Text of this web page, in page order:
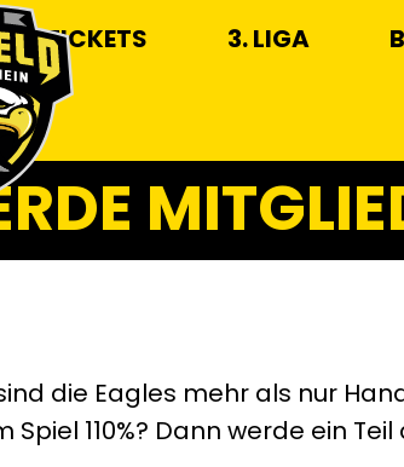
TICKETS 3. LIGA
die Eagles mehr als nur
Spiel 110%? Dann werde ein